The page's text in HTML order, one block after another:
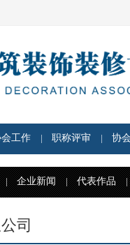
工作 职称评审 协
企业新闻 代表作品
司